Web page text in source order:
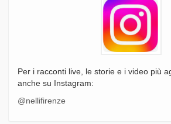
Per i racconti live, le storie e i video più
anche su Instagram:
@nellifirenze